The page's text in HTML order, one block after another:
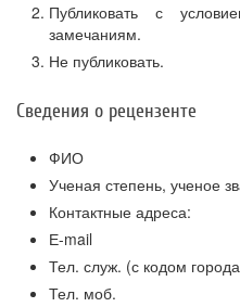
Публиковать с
замечаниям.
Не публиковать.
Сведения о рецензенте
ФИО
Ученая степень, ученое
Контактные адреса:
Е-mail
Тел. служ. (с кодом
Тел. моб.